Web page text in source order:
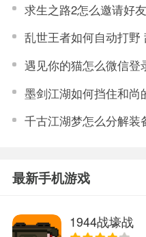
最新手机游戏
1944战壕战